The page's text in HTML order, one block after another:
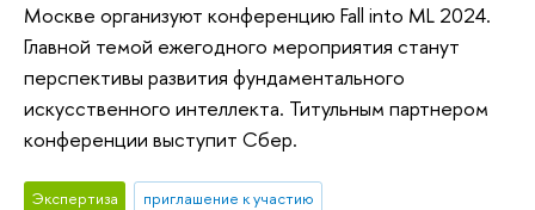
Москве организуют конференцию Fall into ML 2024.
Главной темой ежегодного мероприятия станут
перспективы развития фундаментального
искусственного интеллекта. Титульным партнером
конференции выступит Сбер.
Экспертиза
приглашение к участию